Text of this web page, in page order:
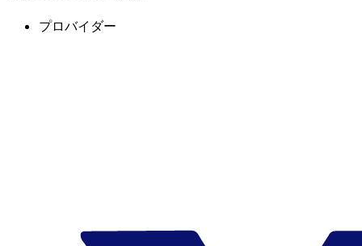
プロバイダー